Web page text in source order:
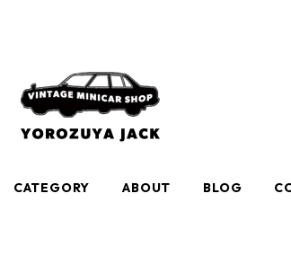
CATEGORY ABOUT BLOG